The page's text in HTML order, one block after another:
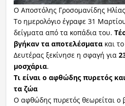
Ο Αποστόλης Γροσομανίδης
Το ημερολόγιο έγραφε 31
δείγματα από τα κοπάδια του.
βγήκαν τα αποτελέσματακαι
Δευτέρας ξεκίνησε η σφαγή για
μοσχάρια.
Τι είναι ο αφθώδης πυρετός
τα ζώα
Ο αφθώδης πυρετός θεωρείται ο